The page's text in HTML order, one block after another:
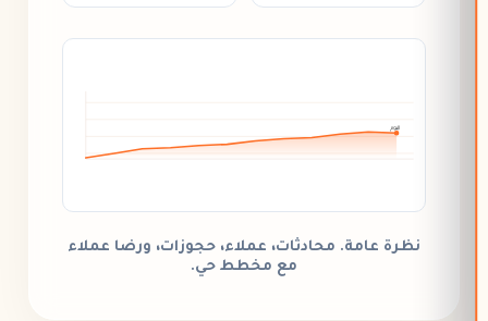
اليوم
نظرة عامة. محادثات، عملاء، حجوزات، ورضا عملاء
مع مخطط حي.